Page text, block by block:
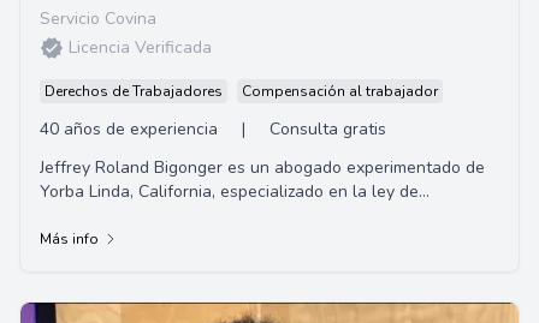
Servicio Covina
Licencia Verificada
Derechos de Trabajadores Compensación al trabajador
40 años de experiencia |
Consulta gratis
Jeffrey Roland Bigonger es un abogado experimentado de
Yorba Linda, California, especializado en la ley de
Más info